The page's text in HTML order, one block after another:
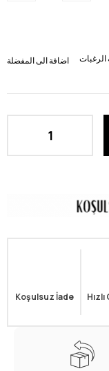
اضافة الى المفضلة الرغبات
Koşulsuz İade